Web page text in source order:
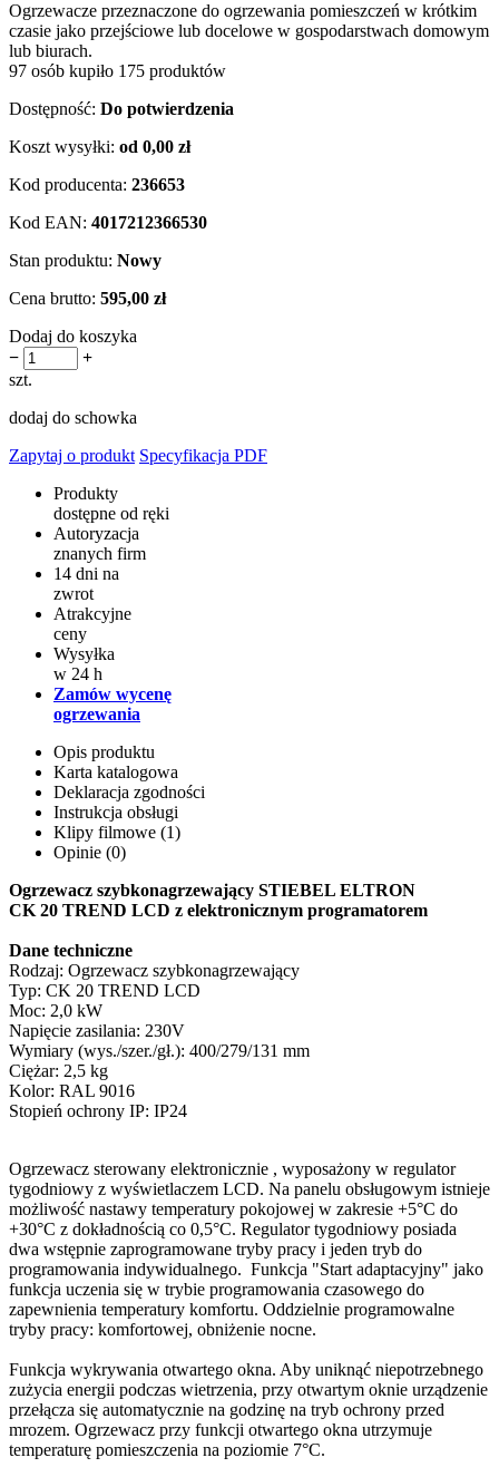
Ogrzewacze przeznaczone do ogrzewania pomieszczeń w krótkim
czasie jako przejściowe lub docelowe w gospodarstwach domowym
lub biurach.
97 osób kupiło 175 produktów
Dostępność: Do potwierdzenia
Koszt wysyłki: od 0,00 zł
Kod producenta: 236653
Kod EAN: 4017212366530
Stan produktu: Nowy
Cena brutto: 595,00 zł
Dodaj do koszyka
−
+
szt.
dodaj do schowka
Zapytaj o produkt Specyfikacja PDF
Produkty
dostępne od ręki
Autoryzacja
znanych firm
14 dni na
zwrot
Atrakcyjne
ceny
Wysyłka
w 24 h
Zamów wycenę
ogrzewania
Opis produktu
Karta katalogowa
Deklaracja zgodności
Instrukcja obsługi
Klipy filmowe (1)
Opinie (0)
Ogrzewacz szybkonagrzewający STIEBEL ELTRON
CK 20 TREND LCD z elektronicznym programatorem
Dane techniczne
Rodzaj: Ogrzewacz szybkonagrzewający
Typ: CK 20 TREND LCD
Moc: 2,0 kW
Napięcie zasilania: 230V
Wymiary (wys./szer./gł.): 400/279/131 mm
Ciężar: 2,5 kg
Kolor: RAL 9016
Stopień ochrony IP: IP24
Ogrzewacz sterowany elektronicznie , wyposażony w regulator
tygodniowy z wyświetlaczem LCD. Na panelu obsługowym istnieje
możliwość nastawy temperatury pokojowej w zakresie +5°C do
+30°C z dokładnością co 0,5°C. Regulator tygodniowy posiada
dwa wstępnie zaprogramowane tryby pracy i jeden tryb do
programowania indywidualnego. Funkcja "Start adaptacyjny" jako
funkcja uczenia się w trybie programowania czasowego do
zapewnienia temperatury komfortu. Oddzielnie programowalne
tryby pracy: komfortowej, obniżenie nocne.
Funkcja wykrywania otwartego okna. Aby uniknąć niepotrzebnego
zużycia energii podczas wietrzenia, przy otwartym oknie urządzenie
przełącza się automatycznie na godzinę na tryb ochrony przed
mrozem. Ogrzewacz przy funkcji otwartego okna utrzymuje
temperaturę pomieszczenia na poziomie 7°C.